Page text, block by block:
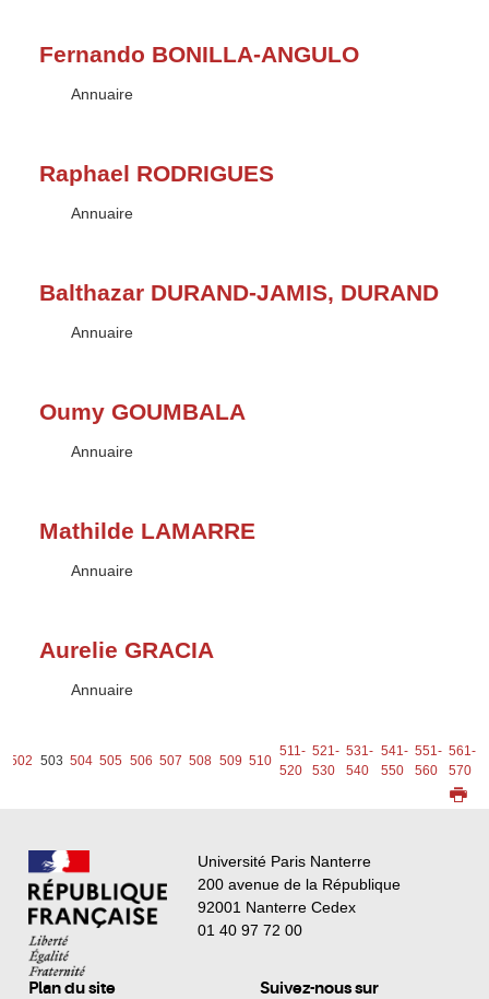
Fernando BONILLA-ANGULO
Type :
Annuaire
Raphael RODRIGUES
Type :
Annuaire
Balthazar DURAND-JAMIS, DURAND
Type :
Annuaire
Oumy GOUMBALA
Type :
Annuaire
Mathilde LAMARRE
Type :
Annuaire
Aurelie GRACIA
Type :
Annuaire
502 503 504 505 506 507 508 509 510
511-
520
521-
530
531-
540
541-
550
551-
560
561-
570
Université Paris Nanterre
200 avenue de la République
92001 Nanterre Cedex
01 40 97 72 00
Plan du site Suivez-nous sur